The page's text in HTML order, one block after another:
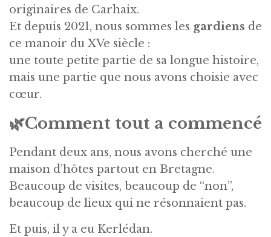
originaires de Carhaix.
Et depuis 2021, nous sommes les gardiens de
ce manoir du XVe siècle :
une toute petite partie de sa longue histoire,
mais une partie que nous avons choisie avec
cœur.
🌿Comment tout a commencé
Pendant deux ans, nous avons cherché une
maison d’hôtes partout en Bretagne.
Beaucoup de visites, beaucoup de “non”,
beaucoup de lieux qui ne résonnaient pas.
Et puis, il y a eu Kerlédan.